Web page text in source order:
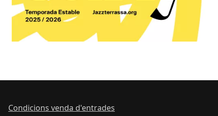
Condicions venda d'entrades